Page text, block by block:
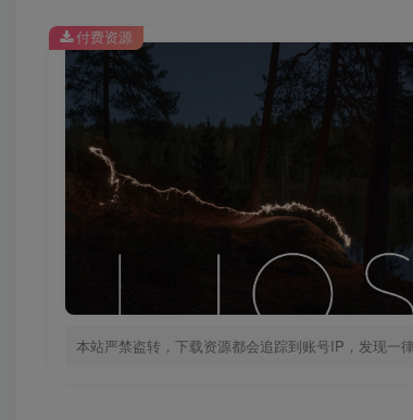
本站严禁盗转，下载资源都会追踪到账号IP，发现一
付费资源